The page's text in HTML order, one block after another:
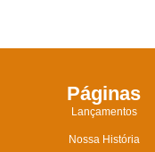
Páginas
Lançamentos
Nossa História